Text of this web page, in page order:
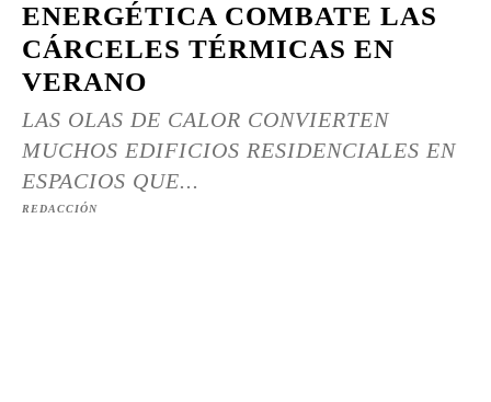
ENERGÉTICA COMBATE LAS
CÁRCELES TÉRMICAS EN
VERANO
LAS OLAS DE CALOR CONVIERTEN
MUCHOS EDIFICIOS RESIDENCIALES EN
ESPACIOS QUE...
REDACCIÓN